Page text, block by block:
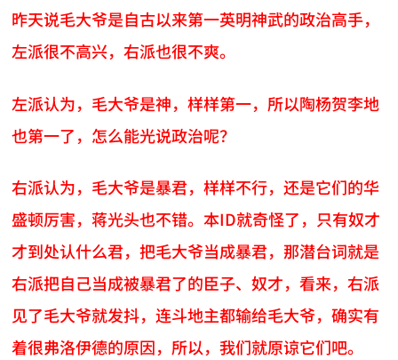
昨天说毛大爷是自古以来第一英明神武的政治高手，
左派很不高兴，右派也很不爽。
左派认为，毛大爷是神，样样第一，所以陶杨贺李地
也第一了，怎么能光说政治呢？
右派认为，毛大爷是暴君，样样不行，还是它们的华
盛顿厉害，蒋光头也不错。本ID就奇怪了，只有奴才
才到处认什么君，把毛大爷当成暴君，那潜台词就是
右派把自己当成被暴君了的臣子、奴才，看来，右派
见了毛大爷就发抖，连斗地主都输给毛大爷，确实有
着很弗洛伊德的原因，所以，我们就原谅它们吧。